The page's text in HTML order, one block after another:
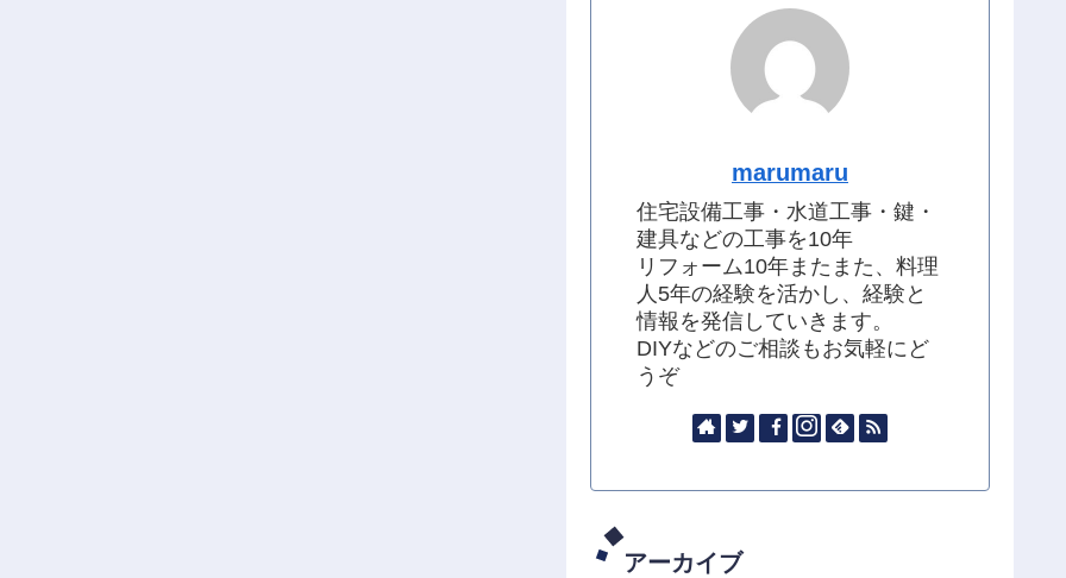
marumaru
住宅設備工事・水道工事・鍵・
建具などの工事を10年
リフォーム10年またまた、料理
人5年の経験を活かし、経験と
情報を発信していきます。
DIYなどのご相談もお気軽にど
うぞ
アーカイブ